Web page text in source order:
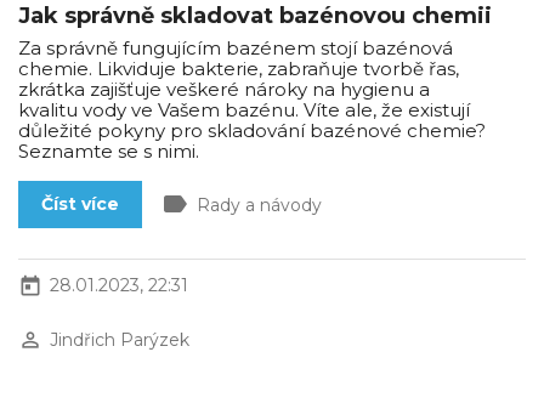
Jak správně skladovat bazénovou chemii
Za správně fungujícím bazénem stojí bazénová
chemie. Likviduje bakterie, zabraňuje tvorbě řas,
zkrátka zajišťuje veškeré nároky na hygienu a
kvalitu vody ve Vašem bazénu. Víte ale, že existují
důležité pokyny pro skladování bazénové chemie?
Seznamte se s nimi.
Číst více label Rady a návody
today 28.01.2023, 22:31
perm_identity Jindřich Parýzek